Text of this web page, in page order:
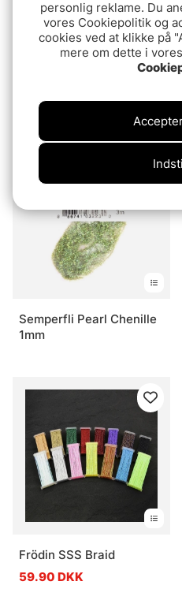
Mixed Pack - Naturals
Semperfli Pearl Chenille
1mm
Frödin SSS Braid
59.90 DKK
personlig reklame. Du
vores Cookiepolitik og
cookies ved at klikke på
mere om dette i vores